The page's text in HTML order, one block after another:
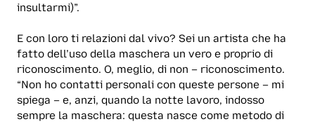
insultarmi)”.
E con loro ti relazioni dal vivo? Sei un artista che ha
fatto dell’uso della maschera un vero e proprio di
riconoscimento. O, meglio, di non – riconoscimento.
“Non ho contatti personali con queste persone – mi
spiega – e, anzi, quando la notte lavoro, indosso
sempre la maschera: questa nasce come metodo di